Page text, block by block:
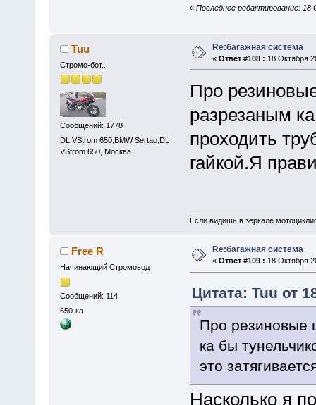
« Последнее редактирование:
Tuu
Стромо-бот...
Сообщений: 1778
DL VStrom 650,BMW Sertao,DL
VStrom 650, Москва
Re:багажная система
« Ответ #108 : 18 Октября
Про
разрезаным
проходить
гайкой.Я
Если видишь в зеркале
Free R
Начинающий Стромовод
Сообщений: 114
650-ка
Re:багажная система
« Ответ #109 : 18 Октября
Цитата: Tuu от
Про резиновые
ка бы
это
Насколько я